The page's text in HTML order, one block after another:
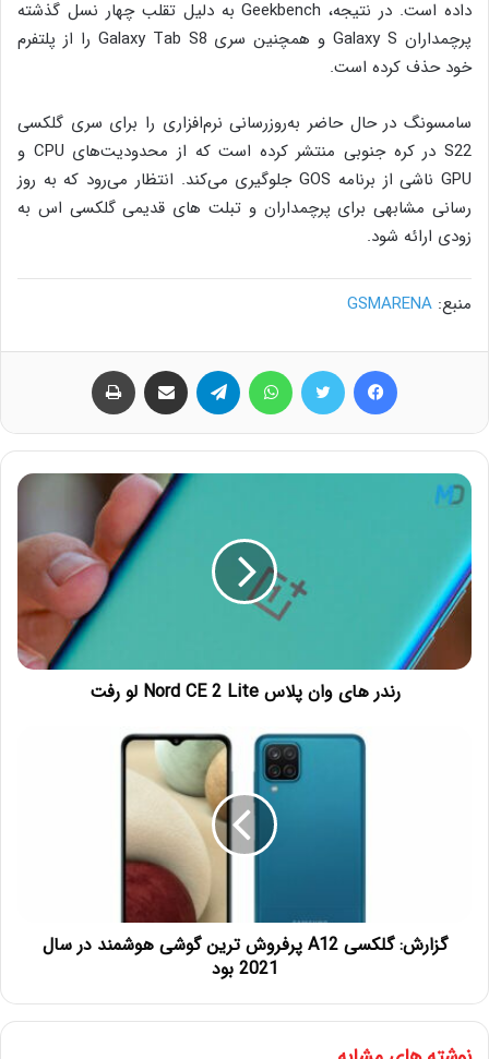
داده است. در نتیجه، Geekbench به دلیل تقلب چهار نسل گذشته
پرچمداران Galaxy S و همچنین سری Galaxy Tab S8 را از پلتفرم
خود حذف کرده است.
سامسونگ در حال حاضر به‌روزرسانی نرم‌افزاری را برای سری گلکسی
S22 در کره جنوبی منتشر کرده است که از محدودیت‌های CPU و
GPU ناشی از برنامه GOS جلوگیری می‌کند. انتظار می‌رود که به روز
رسانی مشابهی برای پرچمداران و تبلت های قدیمی گلکسی اس به
زودی ارائه شود.
منبع: GSMARENA
رندر های وان پلاس Nord CE 2 Lite لو رفت
گزارش: گلکسی A12 پرفروش‌ ترین گوشی هوشمند در سال
2021 بود